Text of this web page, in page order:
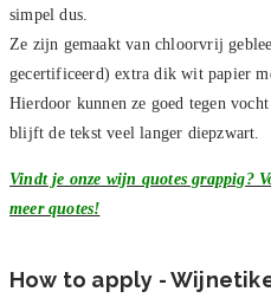
simpel dus.
Ze zijn gemaakt van chloorvrij
gecertificeerd) extra dik wit papier
Hierdoor kunnen ze goed tegen
blijft de tekst veel langer diepzwart.
Vindt je onze wijn quotes grappig?
meer quotes!
How to apply -